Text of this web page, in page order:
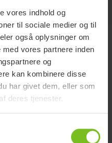
vores indhold og
til sociale medier og til
også oplysninger om
vores partnere inden
og
kan kombinere disse
har givet dem, eller som
deres tjenester.
Passer til
Rufus Plus badebræt